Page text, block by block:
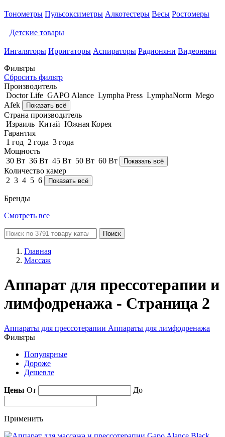
Тонометры Пульсоксиметры Алкотестеры Весы Ростомеры
Детские товары
Ингаляторы Ирригаторы Аспираторы Радионяни Видеоняни
Фильтры
Сбросить фильтр
Производитель
Doctor Life GAPO Alance Lympha Рress LymphaNorm Mego
Afek
Показать всё
Страна производитель
Израиль Китай Южная Корея
Гарантия
1 год 2 года 3 года
Мощность
30 Вт 36 Вт 45 Вт 50 Вт 60 Вт Показать всё
Количество камер
2 3 4 5 6 Показать всё
Бренды
Смотреть все
Поиск
Главная
Массаж
Аппарат для прессотерапии и
лимфодренажа - Страница 2
Аппараты для прессотерапии Аппараты для лимфодренажа
Фильтры
Популярные
Дороже
Дешевле
Цены От До
Применить